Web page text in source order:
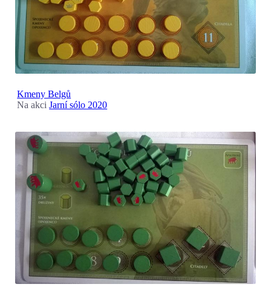
Kmeny Belgů
Na akciJarní sólo 2020